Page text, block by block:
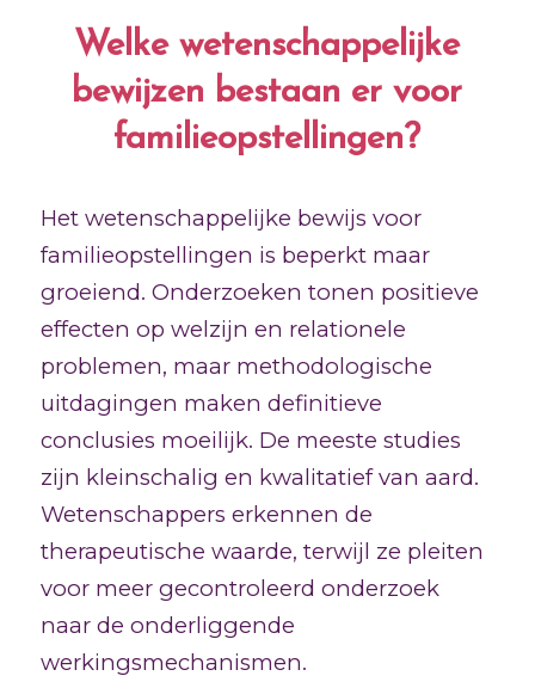
Welke wetenschappelijke
bewijzen bestaan er voor
familieopstellingen?
Het wetenschappelijke bewijs voor
familieopstellingen is beperkt maar
groeiend. Onderzoeken tonen positieve
effecten op welzijn en relationele
problemen, maar methodologische
uitdagingen maken definitieve
conclusies moeilijk. De meeste studies
zijn kleinschalig en kwalitatief van aard.
Wetenschappers erkennen de
therapeutische waarde, terwijl ze pleiten
voor meer gecontroleerd onderzoek
naar de onderliggende
werkingsmechanismen.